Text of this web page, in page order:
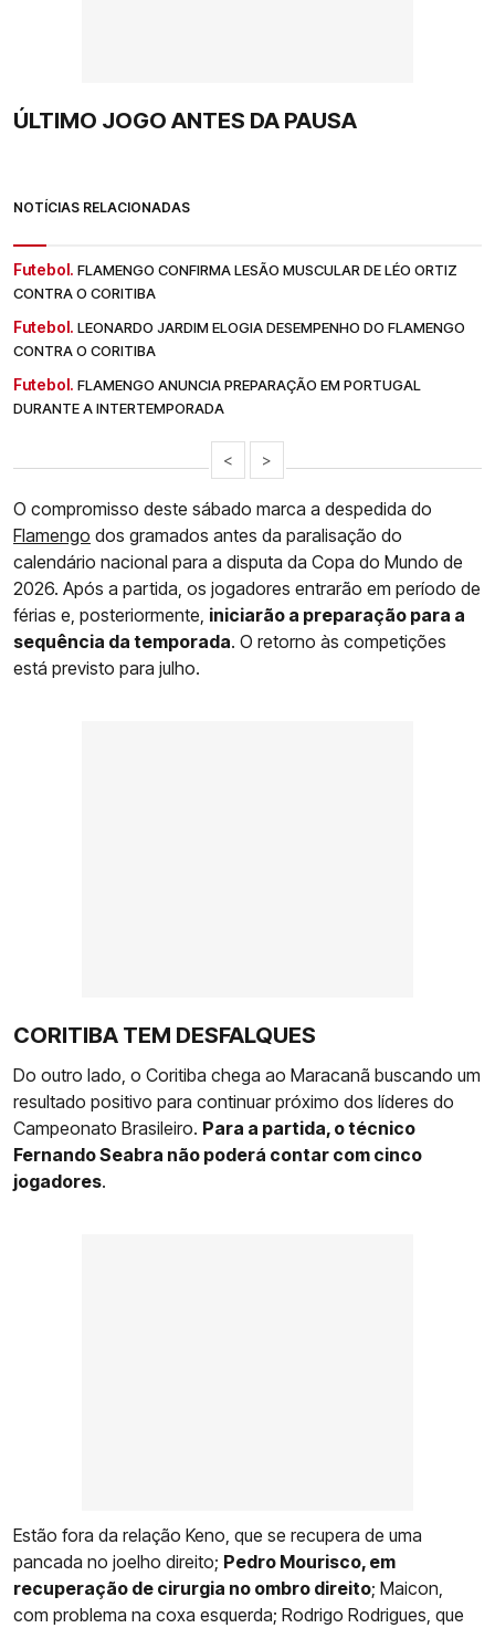
ÚLTIMO JOGO ANTES DA PAUSA
NOTÍCIAS RELACIONADAS
Futebol. FLAMENGO CONFIRMA LESÃO MUSCULAR DE LÉO ORTIZ
CONTRA O CORITIBA
Futebol. LEONARDO JARDIM ELOGIA DESEMPENHO DO FLAMENGO
CONTRA O CORITIBA
Futebol. FLAMENGO ANUNCIA PREPARAÇÃO EM PORTUGAL
DURANTE A INTERTEMPORADA
< >
O compromisso deste sábado marca a despedida do
Flamengo dos gramados antes da paralisação do
calendário nacional para a disputa da Copa do Mundo de
2026. Após a partida, os jogadores entrarão em período de
férias e, posteriormente, iniciarão a preparação para a
sequência da temporada. O retorno às competições
está previsto para julho.
CORITIBA TEM DESFALQUES
Do outro lado, o Coritiba chega ao Maracanã buscando um
resultado positivo para continuar próximo dos líderes do
Campeonato Brasileiro. Para a partida, o técnico
Fernando Seabra não poderá contar com cinco
jogadores.
Estão fora da relação Keno, que se recupera de uma
pancada no joelho direito; Pedro Mourisco, em
recuperação de cirurgia no ombro direito; Maicon,
com problema na coxa esquerda; Rodrigo Rodrigues, que